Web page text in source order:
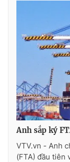
Liên hệ quảng
Anh sắp ký
VTV.vn - Anh
(FTA) đầu tiên